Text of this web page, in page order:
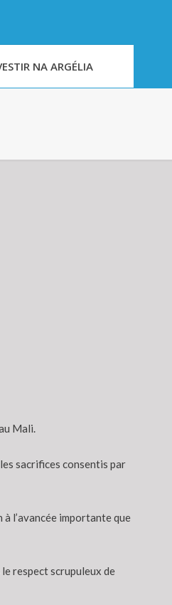
NA ARGÉLIA
Mali.
sacrifices consentis par
l’avancée importante que
respect scrupuleux de